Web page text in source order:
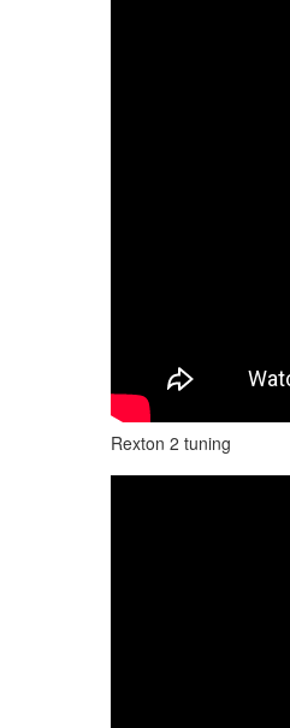
Rexton 2 tuning